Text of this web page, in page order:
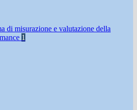
di misurazione e valutazione della
1